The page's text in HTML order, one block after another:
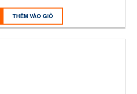
THÊM VÀO GIỎ